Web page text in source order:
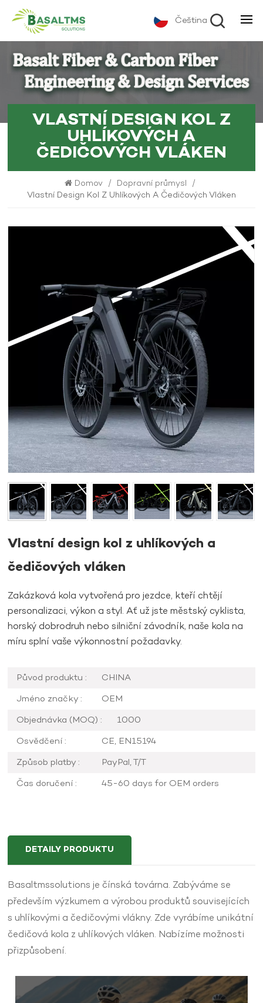
Čeština
VLASTNÍ DESIGN KOL Z
UHLÍKOVÝCH A
ČEDIČOVÝCH VLÁKEN
Domov / Dopravní průmysl /
Vlastní Design Kol Z Uhlíkových A Čedičových Vláken
Vlastní design kol z uhlíkových a
čedičových vláken
Zakázková kola vytvořená pro jezdce, kteří chtějí
personalizaci, výkon a styl. Ať už jste městský cyklista,
horský dobrodruh nebo silniční závodník, naše kola na
míru splní vaše výkonnostní požadavky.
Původ produktu :
CHINA
Jméno značky :
OEM
Objednávka (MOQ) :
1000
Osvědčení :
CE, EN15194
Způsob platby :
PayPal, T/T
Čas doručení :
45-60 days for OEM orders
DETAILY PRODUKTU
Basaltmssolutions je čínská továrna. Zabýváme se
především výzkumem a výrobou produktů souvisejících
s uhlíkovými a čedičovými vlákny. Zde vyrábíme unikátní
čedičová kola z uhlíkových vláken. Nabízíme možnosti
přizpůsobení.